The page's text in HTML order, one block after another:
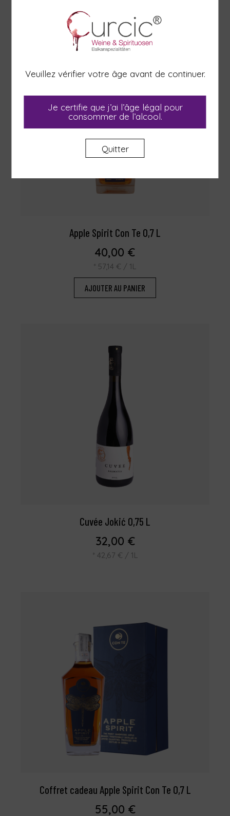
Apple Spirit Con Te 0,7 L
40,00 €
* 57,14 € / 1L
AJOUTER AU PANIER
Cuvée Jokić 0,75 L
32,00 €
* 42,67 € / 1L
Coffret cadeau Apple Spirit Con Te 0,7 L
55,00 €
Veuillez vérifier votre âge avant de continuer.
Je certifie que j’ai l’âge légal pour
consommer de l’alcool.
Quitter